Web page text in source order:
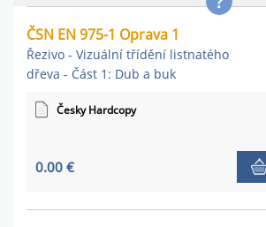
ČSN EN 975-1 Oprava 1
Řezivo - Vizuální třídění listnatého
dřeva - Část 1: Dub a buk
Česky Hardcopy
0.00 €